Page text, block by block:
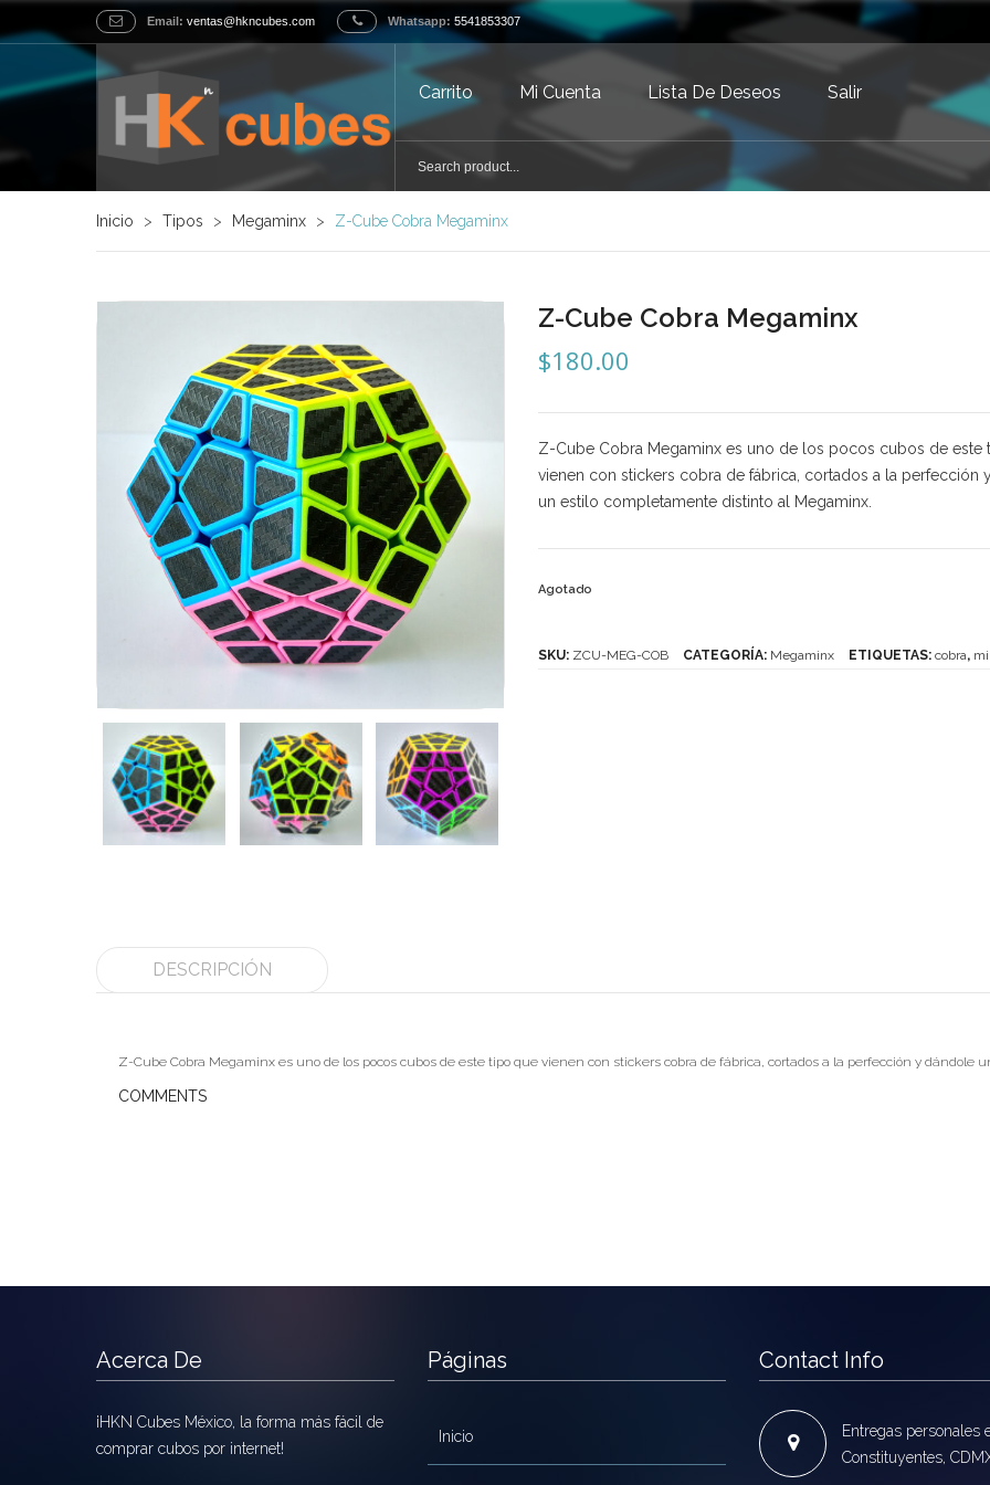
Email: ventas@hkncubes.com Whatsapp: 5541853307
Carrito Mi Cuenta Lista De Deseos Salir
Inicio > Tipos > Megaminx > Z-Cube Cobra Megaminx
Z-Cube Cobra Megaminx
$180.00
Z-Cube Cobra Megaminx es uno de los pocos cubos de este
vienen con stickers cobra de fábrica, cortados a la perfección
un estilo completamente distinto al Megaminx.
Agotado
SKU: ZCU-MEG-COB CATEGORÍA: Megaminx ETIQUETAS: cobra,
DESCRIPCIÓN
Z-Cube Cobra Megaminx es uno de los pocos cubos de este tipo que vienen con stickers cobra de fábrica, cortados a la perfección y dándole
COMMENTS
Acerca De
¡HKN Cubes México, la forma más fácil de
comprar cubos por internet!
Páginas
Inicio
Contact Info
Entregas personales
Constituyentes,